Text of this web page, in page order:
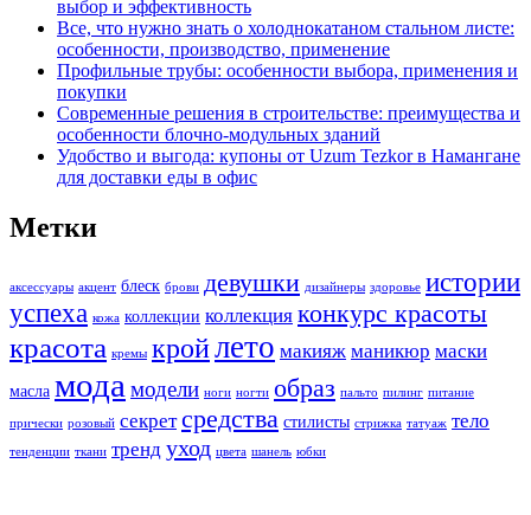
выбор и эффективность
Все, что нужно знать о холоднокатаном стальном листе:
особенности, производство, применение
Профильные трубы: особенности выбора, применения и
покупки
Современные решения в строительстве: преимущества и
особенности блочно-модульных зданий
Удобство и выгода: купоны от Uzum Tezkor в Намангане
для доставки еды в офис
Метки
аксессуары акцент блеск брови девушки дизайнеры здоровье истории
успеха кожа коллекции коллекция конкурс красоты
красота кремы кройлето макияж маникюр маски
масла мода модели ноги ногти образ пальто пилинг питание
прически розовый секрет средства стилисты стрижка татуаж тело
тенденции ткани тренд уход цвета шанель юбки